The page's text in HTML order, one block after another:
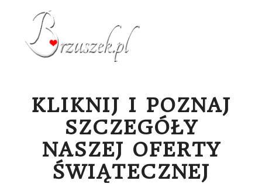
KLIKNIJ I POZNAJ
SZCZEGÓŁY
NASZEJ OFERTY
ŚWIĄTECZNEJ